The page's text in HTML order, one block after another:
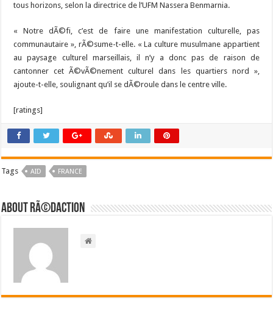
tous horizons, selon la directrice de l’UFM Nassera Benmarnia.
« Notre dÃ©fi, c’est de faire une manifestation culturelle, pas
communautaire », rÃ©sume-t-elle. « La culture musulmane appartient
au paysage culturel marseillais, il n’y a donc pas de raison de
cantonner cet Ã©vÃ©nement culturel dans les quartiers nord »,
ajoute-t-elle, soulignant qu’il se dÃ©roule dans le centre ville.
[ratings]
Tags AID FRANCE
About RÃ©daction